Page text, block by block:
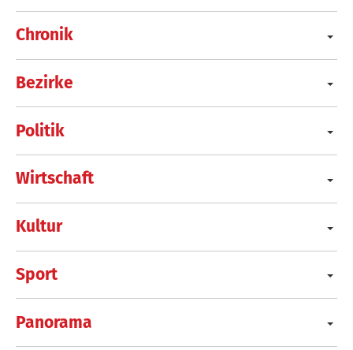
Chronik
Bezirke
Politik
Wirtschaft
Kultur
Sport
Panorama